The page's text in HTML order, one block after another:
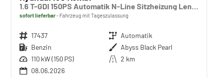
1.6 T-GDI 150PS Automatik N-Line Sitzheizung Lenkradheizung Klimaautomatik Navi 10,3"-Touchscreen Bluelink Apple CarPlay + Android Auto PDC v+h Rückf.Kamera 18-LM
sofort lieferbar Fahrzeug mit Tageszulassung
Fahrzeugnr. 17437 Getriebe Automatik
Kraftstoff Benzin Außenfarbe Abyss Black Pearl
Leistung 110 kW (150 PS) Kilometerstand 2 km
08.06.2026